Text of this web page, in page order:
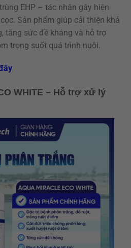
EHP – tác nhân gây hiện
Sản phẩm giúp cải thiện khả
tăng sức đề kháng và hỗ trợ
trong suốt quá trình nuôi.
WHITE – Hỗ trợ xử lý